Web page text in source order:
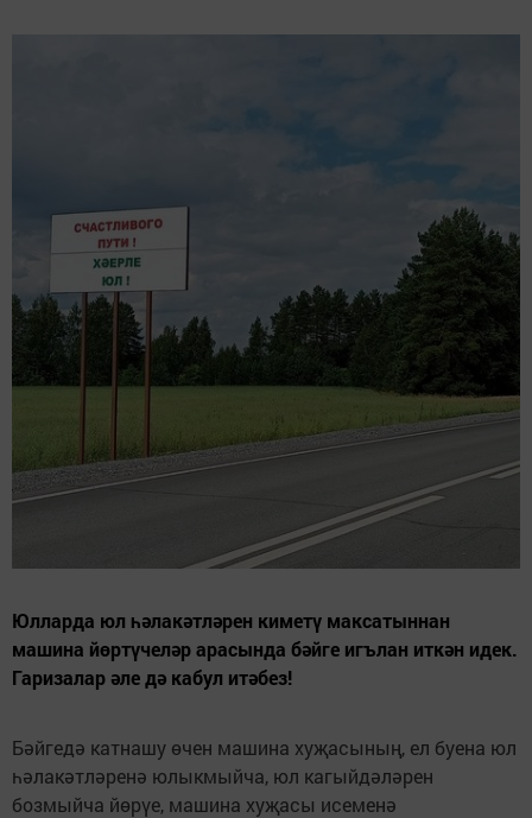
Юлларда юл һәлакәтләрен киметү максатыннан
машина йөртүчеләр арасында бәйге игълан иткән идек.
Гаризалар әле дә кабул итәбез!
Бәйгедә катнашу өчен машина хуҗасының, ел буена юл
һәлакәтләренә юлыкмыйча, юл кагыйдәләрен
бозмыйча йөрүе, машина хуҗасы исеменә